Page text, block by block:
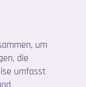
um
die
umfasst